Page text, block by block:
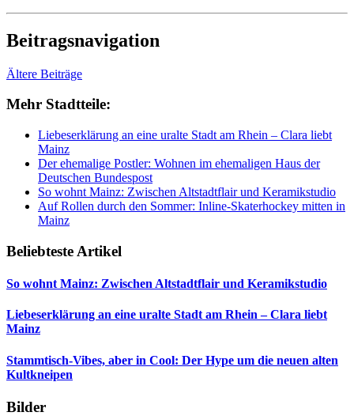
Beitragsnavigation
Ältere Beiträge
Mehr Stadtteile:
Liebeserklärung an eine uralte Stadt am Rhein – Clara liebt
Mainz
Der ehemalige Postler: Wohnen im ehemaligen Haus der
Deutschen Bundespost
So wohnt Mainz: Zwischen Altstadtflair und Keramikstudio
Auf Rollen durch den Sommer: Inline-Skaterhockey mitten in
Mainz
Beliebteste Artikel
So wohnt Mainz: Zwischen Altstadtflair und Keramikstudio
Liebeserklärung an eine uralte Stadt am Rhein – Clara liebt
Mainz
Stammtisch-Vibes, aber in Cool: Der Hype um die neuen alten
Kultkneipen
Bilder